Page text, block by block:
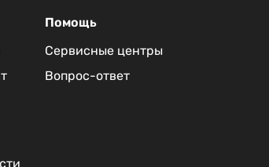
Помощь
Сервисные центры
Вопрос-ответ